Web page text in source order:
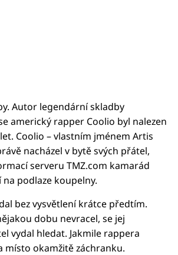
Autor legendární skladby
americký rapper Coolio byl nalezen
Coolio – vlastním jménem Artis
nacházel v bytě svých přátel,
serveru TMZ.com kamarád
na podlaze koupelny.
bez vysvětlení krátce předtím.
dobu nevracel, se jej
vydal hledat. Jakmile rappera
místo okamžitě záchranku.